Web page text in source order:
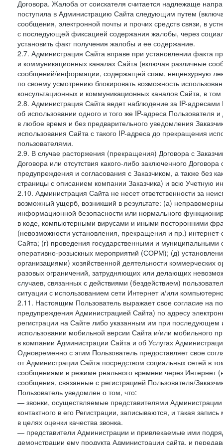
Договора. Жалоба от соискателя считается надлежаще
поступила в Администрацию Сайта следующим путем
сообщения, электронной почты и прочих средств связи, в
с последующей фиксацией содержания жалобы, через
установить факт получения жалобы и ее содержание.
2.7. Администрация Сайта вправе при установлении факта
и коммуникационных каналах Сайта (включая различные
сообщений/информации, содержащей спам, нецензурную
по своему усмотрению блокировать возможность
консультационных и коммуникационных каналов Сайта, в
2.8. Администрация Сайта ведет наблюдение за IP-
об использовании одного и того же IP-адреса Пользователя
в любое время и без предварительного уведомления
использования Сайта с такого IP-адреса до прекращения
пользователями.
2.9. В случае расторжения (прекращения) Договора с
Договора или отсутствия какого-либо заключенного
предупреждения и согласования с Заказчиком, а также без
страницы с описанием компании Заказчика) и всю Учетную
2.10. Администрация Сайта не несет ответственности за
возможный ущерб, возникший в результате: (а)
информационной безопасности или нормального
в коде, компьютерными вирусами и иными посторонними
(невозможности установления, прекращения и пр.)
Сайта; (г) проведения государственными и
оперативно-розыскных мероприятий (СОРМ); (д)
организациями) хозяйственной деятельности коммерческих
разовых ограничений, затрудняющих или делающих
случаев, связанных с действиями (бездействием)
ситуации с использованием сети Интернет и/или
2.11. Настоящим Пользователь выражает свое согласие на
предупреждения Администрацией Сайта) по адресу
регистрации на Сайте либо указанным им при
использовании мобильной версии Сайта и/или мобильного
в компании Администрации Сайта и об Услугах
Одновременно с этим Пользователь предоставляет свое
от Администрации Сайта посредством социальных сетей в
сообщениями в режиме реального времени через Интернет
сообщения, связанные с регистрацией Пользователя/
Пользователь уведомлен о том, что:
— звонки, осуществляемые представителями
контактного в его Регистрации, записываются, и такая
в целях оценки качества звонка.
— представители Администрации и привлекаемые ими
демонстрации ему продукта Администрации сайта, и